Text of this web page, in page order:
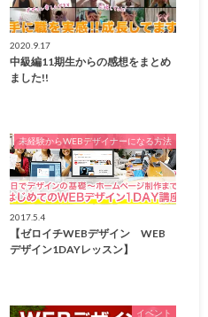
2020.9.17
中級編11期生からの感想をまとめ
ました!!
未経験からWEBデザイナーになる方法
2017.5.4
【ゼロイチWEBデザイン WEB
デザイン1DAYレッスン】
イベント